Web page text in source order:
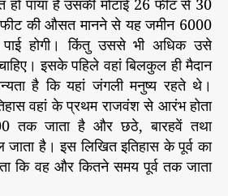
पाया है उसकी मोटाई 26 फीट से 30
की औसत मानने से यह जमीन 6000
पाई होगी। किंतु उससे भी अधिक उसे
इसके पहिले वहां बिलकुल ही मैदान
है कि यहां जंगली मनुष्य रहते थे।
वहां के प्रथम राजवंश से आरंभ होता
तक जाता है और छठे, बारहवें तथा
है। इस लिखित इतिहास के पूर्व का
कि वह और कितने समय पूर्व तक जाता